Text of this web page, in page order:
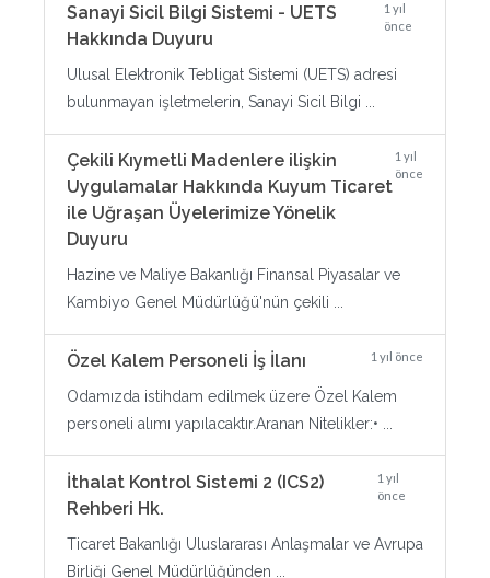
Sanayi Sicil Bilgi Sistemi - UETS
Hakkında Duyuru
1 yıl
önce
Ulusal Elektronik Tebligat Sistemi (UETS) adresi
bulunmayan işletmelerin, Sanayi Sicil Bilgi ...
Çekili Kıymetli Madenlere ilişkin
Uygulamalar Hakkında Kuyum Ticaret
ile Uğraşan Üyelerimize Yönelik
Duyuru
1 yıl
önce
Hazine ve Maliye Bakanlığı Finansal Piyasalar ve
Kambiyo Genel Müdürlüğü'nün çekili ...
Özel Kalem Personeli İş İlanı 1 yıl önce
Odamızda istihdam edilmek üzere Özel Kalem
personeli alımı yapılacaktır.Aranan Nitelikler:• ...
İthalat Kontrol Sistemi 2 (ICS2)
Rehberi Hk.
1 yıl
önce
Ticaret Bakanlığı Uluslararası Anlaşmalar ve Avrupa
Birliği Genel Müdürlüğünden ...